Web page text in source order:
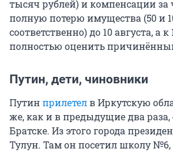
тысяч рублей) и компенсации
полную потерю имущества (50 и
соответственно) до 10 августа, а
полностью оценить
Путин, дети, чиновники
Путинприлетелв Иркутскую
же, как и в предыдущие два раза,
Братске. Из этого города
Тулун. Там он посетил школу №6,